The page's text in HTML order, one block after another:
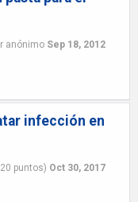
anónimo Sep 18, 2012
infección en
puntos) Oct 30, 2017